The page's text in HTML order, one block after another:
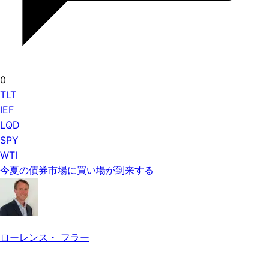
0
TLT
IEF
LQD
SPY
WTI
今夏の債券市場に買い場が到来する
ローレンス・ フラー